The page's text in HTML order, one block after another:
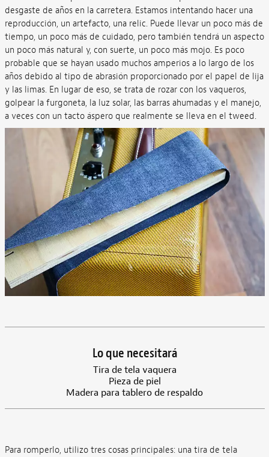
desgaste de años en la carretera. Estamos intentando hacer una
reproducción, un artefacto, una relic. Puede llevar un poco más de
tiempo, un poco más de cuidado, pero también tendrá un aspecto
un poco más natural y, con suerte, un poco más mojo. Es poco
probable que se hayan usado muchos amperios a lo largo de los
años debido al tipo de abrasión proporcionado por el papel de lija
y las limas. En lugar de eso, se trata de rozar con los vaqueros,
golpear la furgoneta, la luz solar, las barras ahumadas y el manejo,
a veces con un tacto áspero que realmente se lleva en el tweed.
Lo que necesitará
Tira de tela vaquera
Pieza de piel
Madera para tablero de respaldo
Para romperlo, utilizo tres cosas principales: una tira de tela